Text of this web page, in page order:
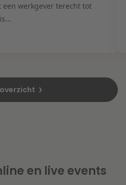
werkgever terecht tot
en live events